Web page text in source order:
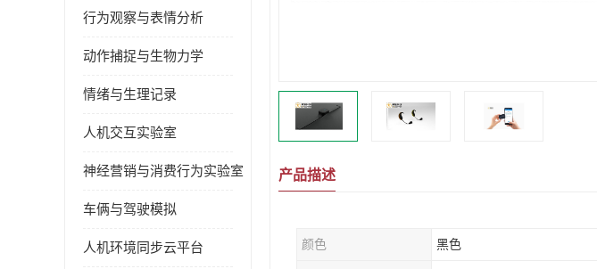
行为观察与表情分析
动作捕捉与生物力学
情绪与生理记录
人机交互实验室
神经营销与消费行为实验室
车俩与驾驶模拟
人机环境同步云平台
产品描述
颜色 黑色